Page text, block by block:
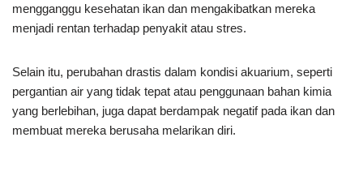
mengganggu kesehatan ikan dan mengakibatkan mereka
menjadi rentan terhadap penyakit atau stres.
Selain itu, perubahan drastis dalam kondisi akuarium, seperti
pergantian air yang tidak tepat atau penggunaan bahan kimia
yang berlebihan, juga dapat berdampak negatif pada ikan dan
membuat mereka berusaha melarikan diri.